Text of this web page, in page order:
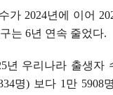
가 2024년에 이어
는 6년 연속 줄었다.
년 우리나라 출생자
명) 보다 1 만 5908명